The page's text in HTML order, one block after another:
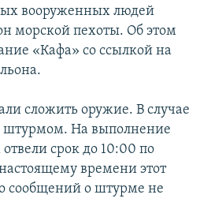
вооруженных людей
морской пехоты. Об этом
«Кафа» со ссылкой на
сложить оружие. В случае
штурмом. На выполнение
срок до 10:00 по
времени этот
сообщений о штурме не